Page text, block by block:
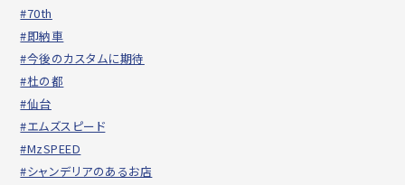
#70th
#即納車
#今後のカスタムに期待
#杜の都
#仙台
#エムズスピード
#MzSPEED
#シャンデリアのあるお店